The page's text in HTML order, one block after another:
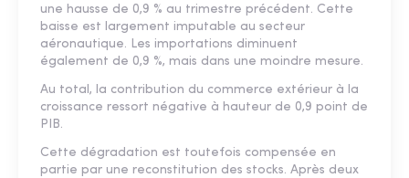
une hausse de 0,9 % au trimestre précédent. Cette
baisse est largement imputable au secteur
aéronautique. Les importations diminuent
également de 0,9 %, mais dans une moindre mesure.
Au total, la contribution du commerce extérieur à la
croissance ressort négative à hauteur de 0,9 point de
PIB.
Cette dégradation est toutefois compensée en
partie par une reconstitution des stocks. Après deux